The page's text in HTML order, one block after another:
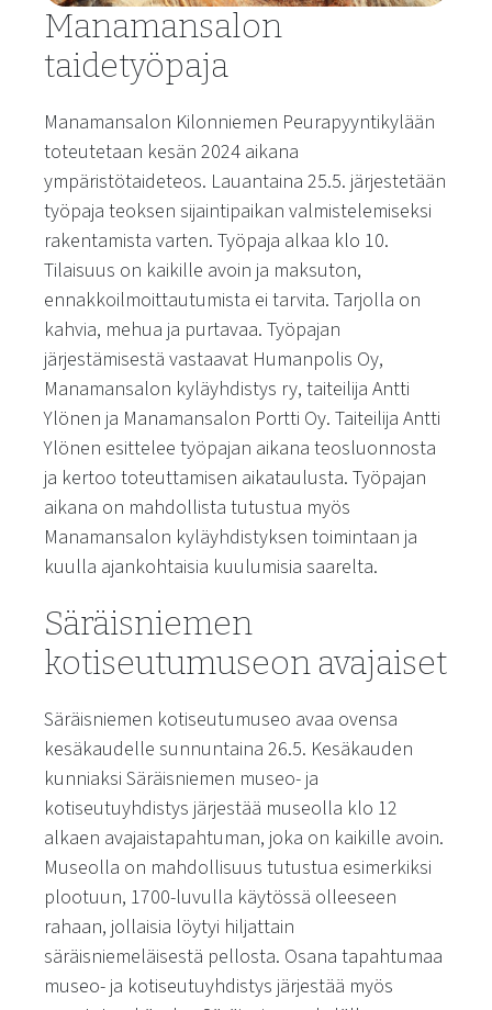
Manamansalon
taidetyöpaja
Manamansalon Kilonniemen Peurapyyntikylään
toteutetaan kesän 2024 aikana
ympäristötaideteos. Lauantaina 25.5. järjestetään
työpaja teoksen sijaintipaikan valmistelemiseksi
rakentamista varten. Työpaja alkaa klo 10.
Tilaisuus on kaikille avoin ja maksuton,
ennakkoilmoittautumista ei tarvita. Tarjolla on
kahvia, mehua ja purtavaa. Työpajan
järjestämisestä vastaavat Humanpolis Oy,
Manamansalon kyläyhdistys ry, taiteilija Antti
Ylönen ja Manamansalon Portti Oy. Taiteilija Antti
Ylönen esittelee työpajan aikana teosluonnosta
ja kertoo toteuttamisen aikataulusta. Työpajan
aikana on mahdollista tutustua myös
Manamansalon kyläyhdistyksen toimintaan ja
kuulla ajankohtaisia kuulumisia saarelta.
Säräisniemen
kotiseutumuseon avajaiset
Säräisniemen kotiseutumuseo avaa ovensa
kesäkaudelle sunnuntaina 26.5. Kesäkauden
kunniaksi Säräisniemen museo- ja
kotiseutuyhdistys järjestää museolla klo 12
alkaen avajaistapahtuman, joka on kaikille avoin.
Museolla on mahdollisuus tutustua esimerkiksi
plootuun, 1700-luvulla käytössä olleeseen
rahaan, jollaisia löytyi hiljattain
säräisniemeläisestä pellosta. Osana tapahtumaa
museo- ja kotiseutuyhdistys järjestää myös